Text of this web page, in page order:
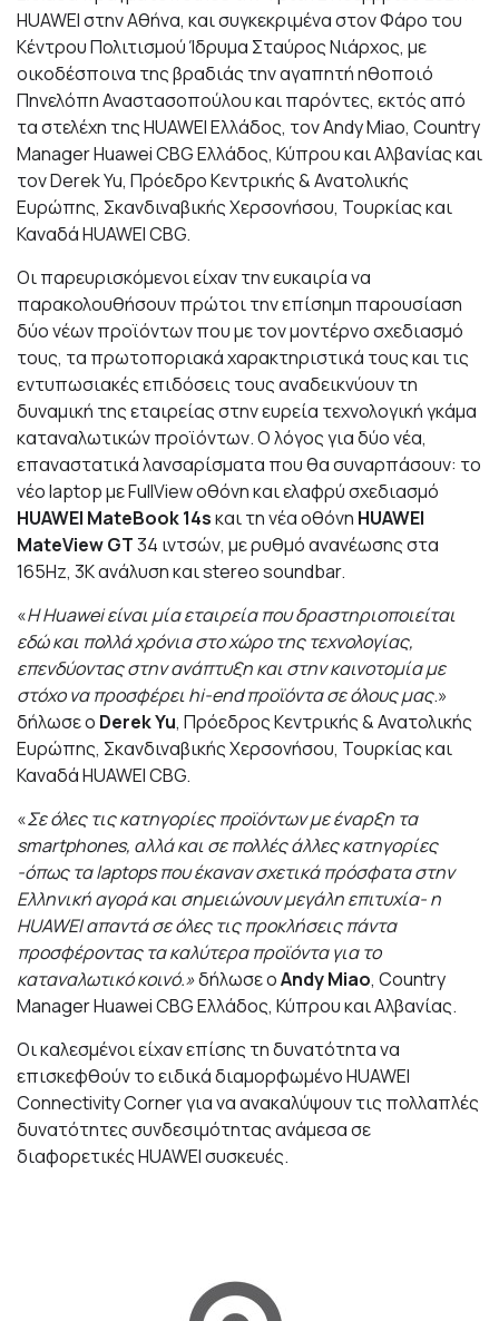
HUAWEI στην Αθήνα, και συγκεκριμένα στον Φάρο του
Κέντρου Πολιτισμού Ίδρυμα Σταύρος Νιάρχος, με
οικοδέσποινα της βραδιάς την αγαπητή ηθοποιό
Πηνελόπη Αναστασοπούλου και παρόντες, εκτός από
τα στελέχη της HUAWEI Ελλάδος, τον Andy Miao, Country
Manager Huawei CBG Ελλάδος, Κύπρου και Αλβανίας και
τον Derek Yu, Πρόεδρο Κεντρικής & Ανατολικής
Ευρώπης, Σκανδιναβικής Χερσονήσου, Τουρκίας και
Καναδά HUAWEI CBG.
Οι παρευρισκόμενοι είχαν την ευκαιρία να
παρακολουθήσουν πρώτοι την επίσημη παρουσίαση
δύο νέων προϊόντων που με τον μοντέρνο σχεδιασμό
τους, τα πρωτοποριακά χαρακτηριστικά τους και τις
εντυπωσιακές επιδόσεις τους αναδεικνύουν τη
δυναμική της εταιρείας στην ευρεία τεχνολογική γκάμα
καταναλωτικών προϊόντων. Ο λόγος για δύο νέα,
επαναστατικά λανσαρίσματα που θα συναρπάσουν: το
νέο laptop με FullView οθόνη και ελαφρύ σχεδιασμό
HUAWEI MateBook 14sκαι τη νέα οθόνη HUAWEI
MateView GT34 ιντσών, με ρυθμό ανανέωσης στα
165Hz, 3Κ ανάλυση και stereo soundbar.
«Η Huawei είναι μία εταιρεία που δραστηριοποιείται
εδώ και πολλά χρόνια στο χώρο της τεχνολογίας,
επενδύοντας στην ανάπτυξη και στην καινοτομία με
στόχο να προσφέρει hi-end προϊόντα σε όλους μας.»
δήλωσε ο Derek Yu, Πρόεδρος Κεντρικής & Ανατολικής
Ευρώπης, Σκανδιναβικής Χερσονήσου, Τουρκίας και
Καναδά HUAWEI CBG.
«Σε όλες τις κατηγορίες προϊόντων με έναρξη τα
smartphones, αλλά και σε πολλές άλλες κατηγορίες
-όπως τα laptops που έκαναν σχετικά πρόσφατα στην
Ελληνική αγορά και σημειώνουν μεγάλη επιτυχία- η
HUAWEI απαντά σε όλες τις προκλήσεις πάντα
προσφέροντας τα καλύτερα προϊόντα για το
καταναλωτικό κοινό.»δήλωσε οAndy Miao, Country
Manager Huawei CBG Ελλάδος, Κύπρου και Αλβανίας.
Οι καλεσμένοι είχαν επίσης τη δυνατότητα να
επισκεφθούν το ειδικά διαμορφωμένο HUAWEI
Connectivity Corner για να ανακαλύψουν τις πολλαπλές
δυνατότητες συνδεσιμότητας ανάμεσα σε
διαφορετικές HUAWEI συσκευές.